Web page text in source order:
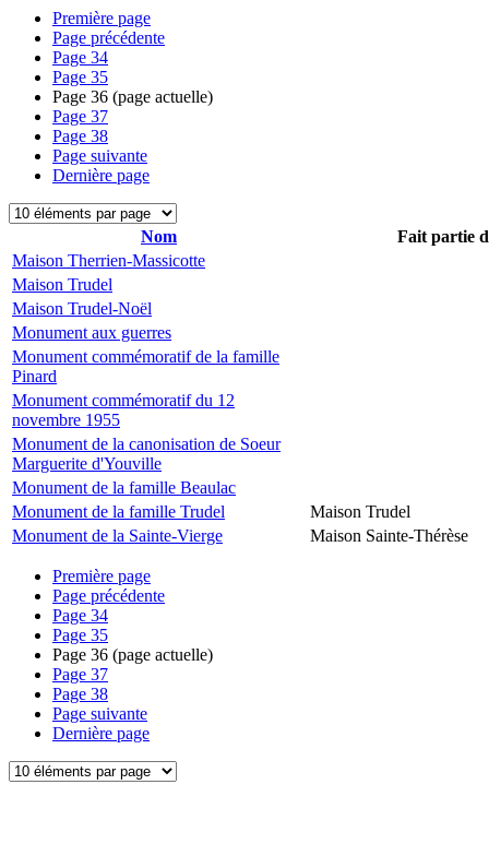
Première page
Page précédente
Page 34
Page 35
Page 36 (page actuelle)
Page 37
Page 38
Page suivante
Dernière page
Nom
Fait partie
Maison Therrien-Massicotte
Maison Trudel
Maison Trudel-Noël
Monument aux guerres
Monument commémoratif de la famille
Pinard
Monument commémoratif du 12
novembre 1955
Monument de la canonisation de Soeur
Marguerite d'Youville
Monument de la famille Beaulac
Monument de la famille Trudel
Maison Trudel
Monument de la Sainte-Vierge
Maison Sainte-Thérèse
Première page
Page précédente
Page 34
Page 35
Page 36 (page actuelle)
Page 37
Page 38
Page suivante
Dernière page